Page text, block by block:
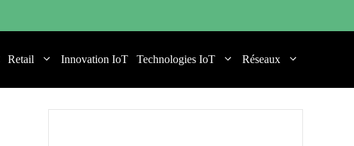
Retail Innovation IoT Technologies IoT Réseaux